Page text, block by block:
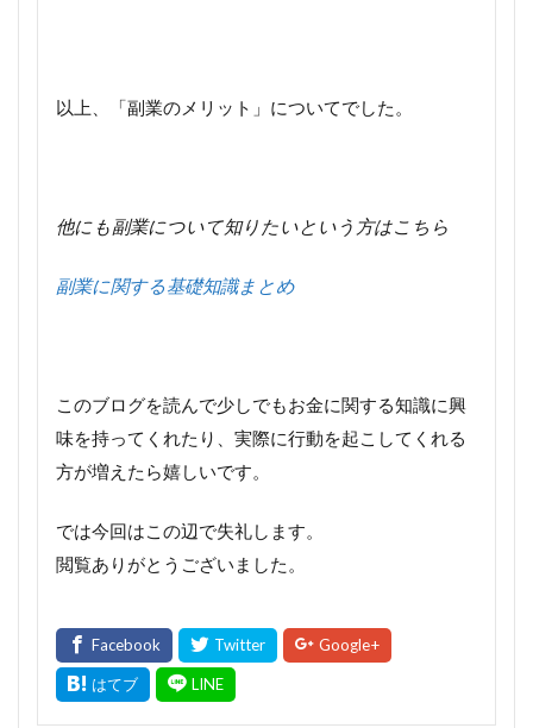
以上、「副業のメリット」についてでした。
他にも副業について知りたいという方はこちら
副業に関する基礎知識まとめ
このブログを読んで少しでもお金に関する知識に興
味を持ってくれたり、実際に行動を起こしてくれる
方が増えたら嬉しいです。
では今回はこの辺で失礼します。
閲覧ありがとうございました。